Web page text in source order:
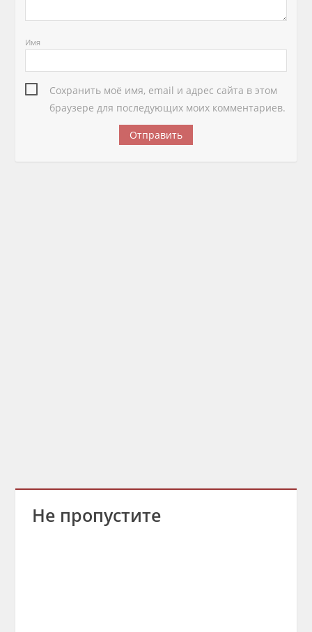
Имя
Сохранить моё имя, email и адрес сайта в этом
браузере для последующих моих комментариев.
Не пропустите